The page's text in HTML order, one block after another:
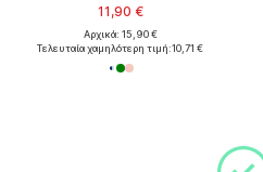
11,90 €
Αρχικά: 15,90 €
Τελευταία χαμηλότερη τιμή:10,71 €